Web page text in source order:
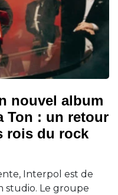
nouvel album
Ton : un retour
rois du rock
Interpol est de
studio. Le groupe